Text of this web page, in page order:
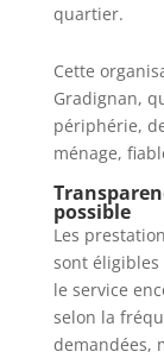
quartier.
Cette
Gradignan,
périphérie,
ménage,
possible
Les
sont éligibles
le service
selon la
demandées,